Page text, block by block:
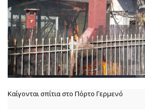
Καίγονται σπίτια στο Πόρτο Γερμενό